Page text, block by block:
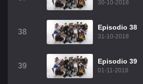
30-10-2018
38
Episodio 38
31-10-2018
39
Episodio 39
01-11-2018